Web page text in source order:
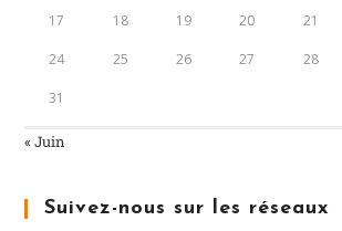
17 18 19 20 21
24 25 26 27 28
31
« Juin
Suivez-nous sur les réseaux